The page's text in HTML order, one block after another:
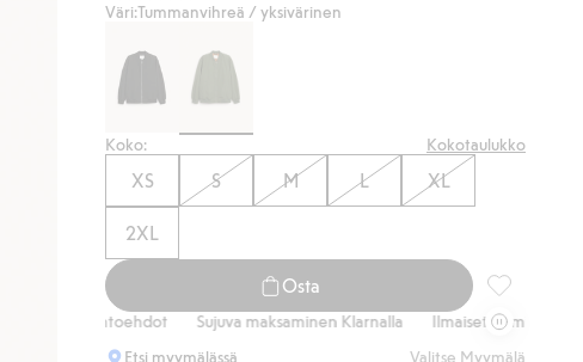
Väri:Tummanvihreä / yksivärinen
Koko: Kokotaulukko
XS S M L XL
2XL
Osta
Pilottitakki,
Sujuva maksaminen Klarnalla
Ilmaiset
Etsi myymälässä
Valitse Myymälä